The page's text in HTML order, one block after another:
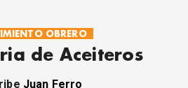
POLÍTICASOBRERO
de Aceiteros
Juan Ferro